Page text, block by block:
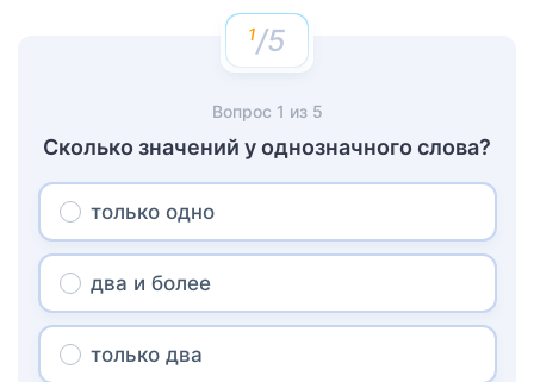
/5
Вопрос 1 из 5
Сколько значений у однозначного слова?
только одно
два и более
только два